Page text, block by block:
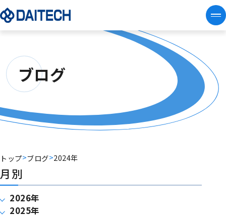
ブログ
トップ>ブログ>2024年
月別
2026年
2025年